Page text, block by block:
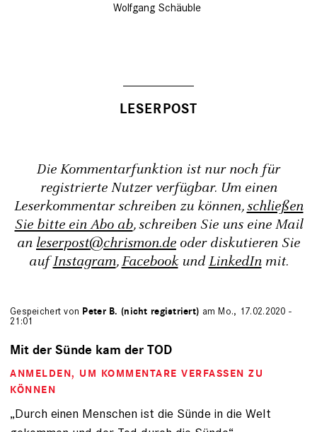
Wolfgang Schäuble
Die Kommentarfunktion ist nur noch für
registrierte Nutzer verfügbar. Um einen
Leserkommentar schreiben zu können,schließen
Sie bitte ein Abo ab, schreiben Sie uns eine Mail
an leserpost@chrismon.de oder diskutieren Sie
aufInstagram,FacebookundLinkedInmit.
Gespeichert von Peter B. (nicht registriert) am Mo., 17.02.2020 -
21:01
Mit der Sünde kam der TOD
ANMELDEN, UM KOMMENTARE VERFASSEN ZU
KÖNNEN
„Durch einen Menschen ist die Sünde in die Welt